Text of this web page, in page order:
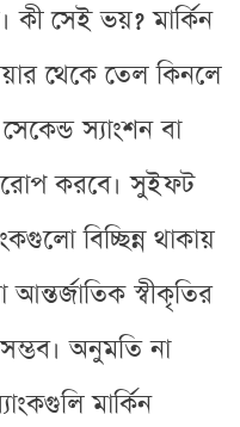
কী সেই ভয়? মার্কিন
থেকে তেল কিনলে
স্যাংশন বা
আরোপ করবে। সুইফট
বিচ্ছিন্ন থাকায়
স্বীকৃতির
অনুমতি না
মার্কিন